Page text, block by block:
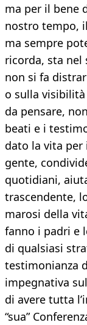
ma per il bene
nostro tempo,
ma sempre
ricorda, sta nel
non si fa
o sulla visibilità
da pensare,
beati e i
dato la vita per
gente,
quotidiani,
trascendente,
marosi della
fanno i padri e
di qualsiasi
testimonianza
impegnativa
di avere tutta
“sua”